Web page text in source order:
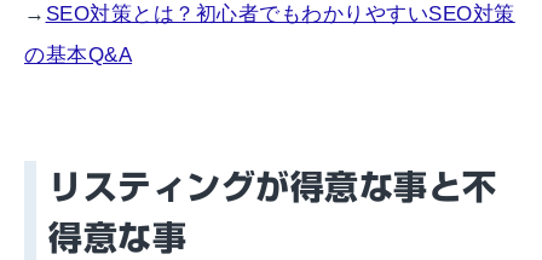
→ SEO対策とは？初心者でもわかりやすいSEO対策
の基本Q&A
リスティングが得意な事と不
得意な事